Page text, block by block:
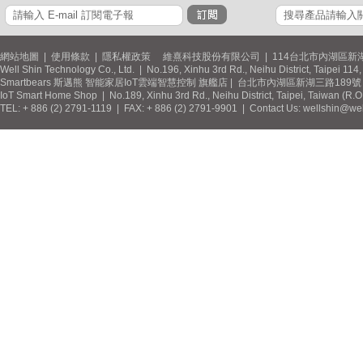
網站地圖 使用條款 隱私權政策 維熹科技股份有限公司 | 114台北市內湖區新
Well Shin Technology Co., Ltd. | No.196, Xinhu 3rd Rd., Neihu District, Taipei
Smartbears 斯邁熊 智能家居IoT雲端智慧控制 旗艦店 | 台北市內湖區新湖三路189
IoT Smart Home Shop | No.189, Xinhu 3rd Rd., Neihu District, Taipei, Taiwan
TEL: + 886 (2) 2791-1119 | FAX: + 886 (2) 2791-9901 | Contact Us: